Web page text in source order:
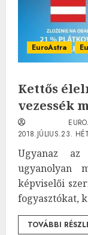
EuroAstra
Kettős
vezessék
2018.JÚLIUS.23.
Ugyanaz az
ugyanolyan
képviselői
fogyasztókat,
TOVÁBBI